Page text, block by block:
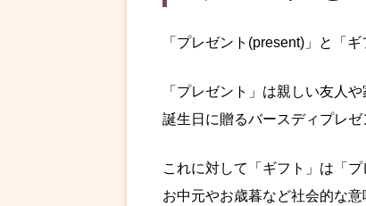
「プレゼント(present)」と「
「プレゼント」は親しい友人
誕生日に贈るバースディプレゼ
これに対して「ギフト」は「
お中元やお歳暮など社会的な